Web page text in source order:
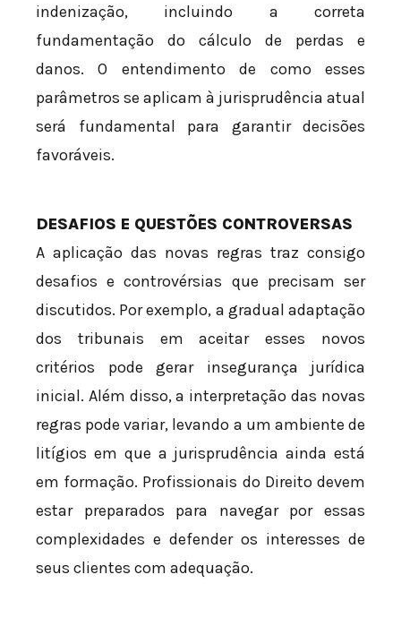
indenização, incluindo a correta
fundamentação do cálculo de perdas e
danos. O entendimento de como esses
parâmetros se aplicam à jurisprudência atual
será fundamental para garantir decisões
favoráveis.
DESAFIOS E QUESTÕES CONTROVERSAS
A aplicação das novas regras traz consigo
desafios e controvérsias que precisam ser
discutidos. Por exemplo, a gradual adaptação
dos tribunais em aceitar esses novos
critérios pode gerar insegurança jurídica
inicial. Além disso, a interpretação das novas
regras pode variar, levando a um ambiente de
litígios em que a jurisprudência ainda está
em formação. Profissionais do Direito devem
estar preparados para navegar por essas
complexidades e defender os interesses de
seus clientes com adequação.